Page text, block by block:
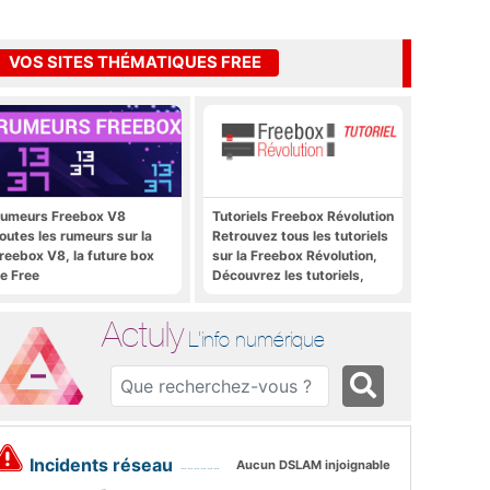
VOS SITES THÉMATIQUES FREE
Freebox V8
les rumeurs sur la
V8, la future box
Free
Tutoriels Freebox Révolution
Retrouvez tous les tutoriels
sur la Freebox Révolution,
Découvrez les tutoriels,
Freebox Server, Freebox
Actuly L'info numérique
Incidents réseau Aucun DSLAM injoignable